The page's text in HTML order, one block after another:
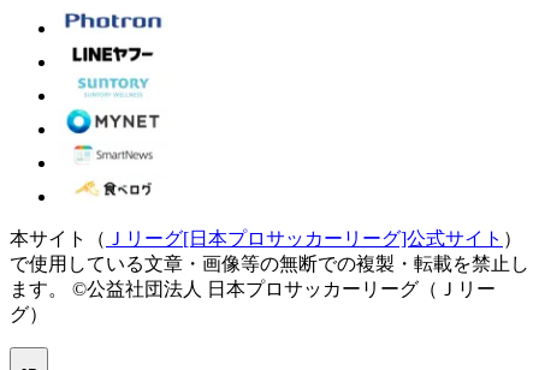
本サイト（ Ｊリーグ[日本プロサッカーリーグ]公式サイト ）
で使用している文章・画像等の無断での複製・転載を禁止し
ます。
©公益社団法人 日本プロサッカーリーグ（Ｊリー
グ）